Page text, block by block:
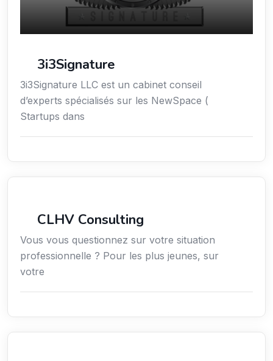
3i3Signature
3i3Signature LLC est un cabinet conseil
d’experts spécialisés sur les NewSpace (
Startups dans
CLHV Consulting
Vous vous questionnez sur votre situation
professionnelle ? Pour les plus jeunes, sur
votre